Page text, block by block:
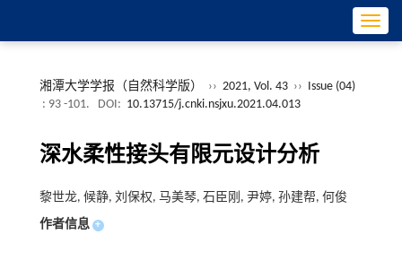
湘潭大学学报（自然科学版） ›› 2021, Vol. 43 ›› Issue (04)
: 93 -101.
DOI: 10.13715/j.cnki.nsjxu.2021.04.013
深水柔性接头有限元设计分析
黎世龙, 候静, 刘保权, 马美琴, 石臣刚, 尹婷, 孙建帮, 何俊
作者信息 +